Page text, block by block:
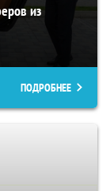
из
ПОДРОБНЕЕ